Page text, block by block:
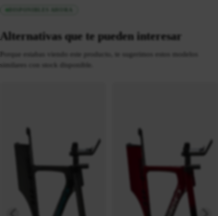
Alternativas que te pueden interesar
similares con stock disponible.